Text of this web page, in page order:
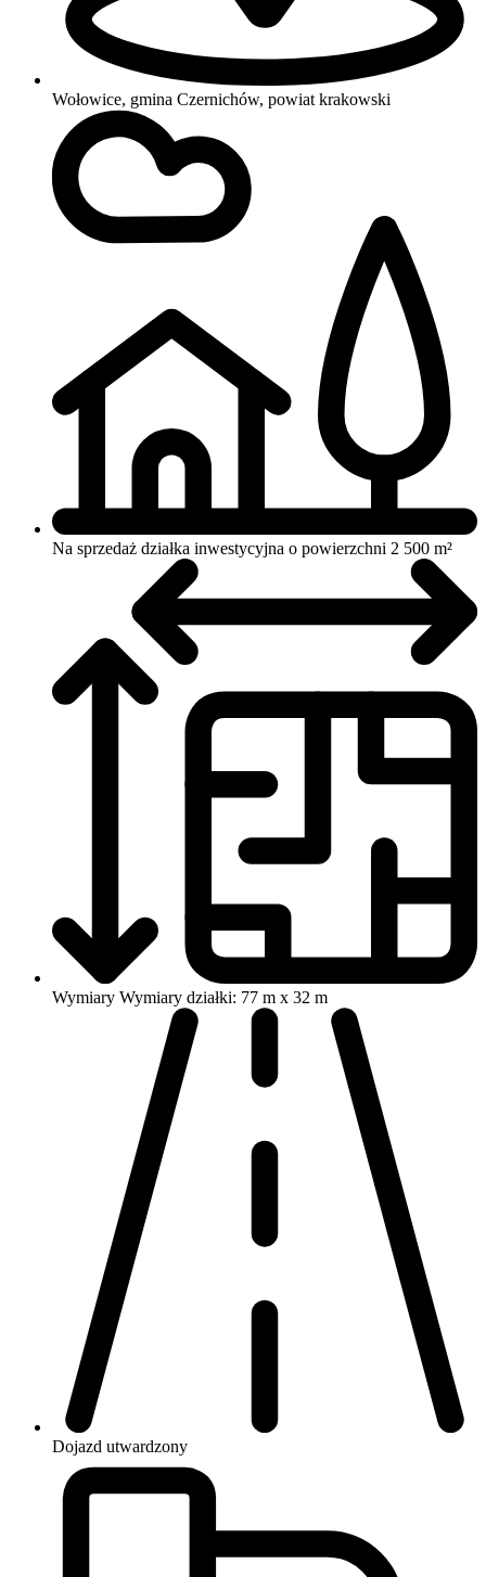
Wołowice, gmina Czernichów, powiat krakowski
Na sprzedaż działka inwestycyjna o powierzchni 2 500 m²
Wymiary Wymiary działki: 77 m x 32 m
Dojazd utwardzony